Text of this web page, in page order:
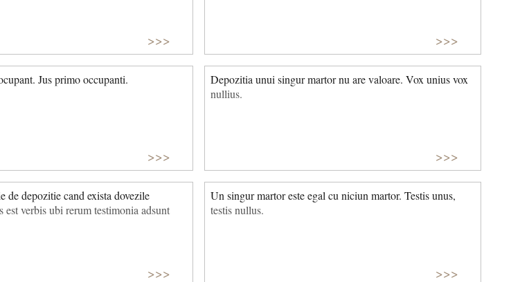
>>> >>>
Jus primo occupanti.
>>>
Depozitia unui singur martor nu are valoare. Vox unius vox
nullius.
>>>
de depozitie cand exista dovezile
est verbis ubi rerum testimonia adsunt
>>>
Un singur martor este egal cu niciun martor. Testis unus,
testis nullus.
>>>